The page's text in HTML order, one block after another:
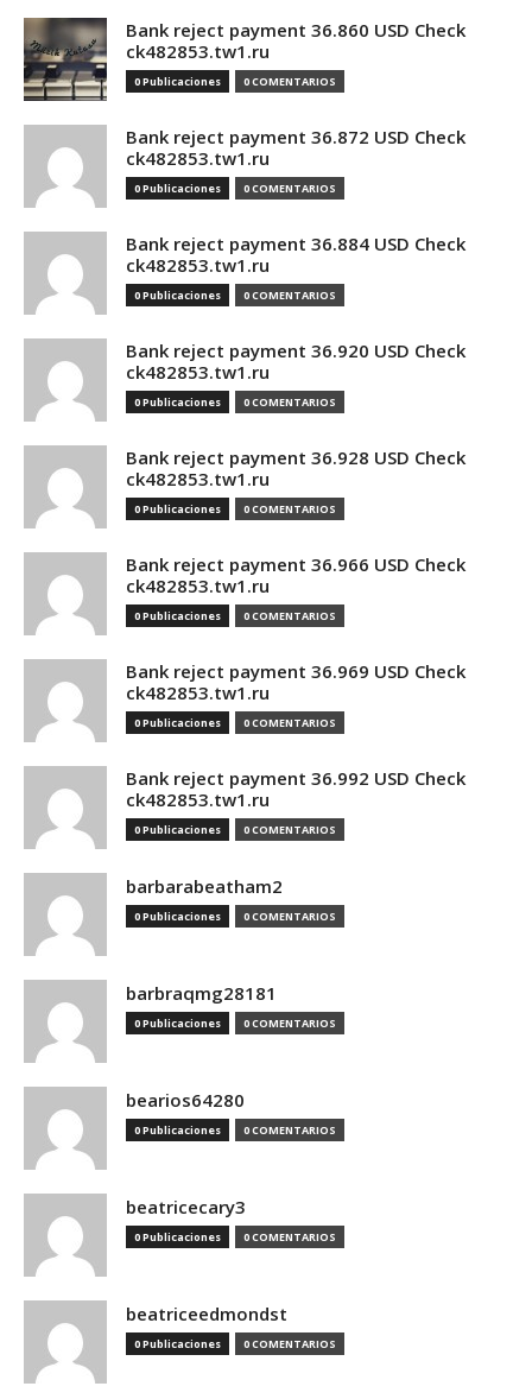
Bank reject payment 36.860 USD Check
ck482853.tw1.ru
0 Publicaciones 0 COMENTARIOS
Bank reject payment 36.872 USD Check
ck482853.tw1.ru
0 Publicaciones 0 COMENTARIOS
Bank reject payment 36.884 USD Check
ck482853.tw1.ru
0 Publicaciones 0 COMENTARIOS
Bank reject payment 36.920 USD Check
ck482853.tw1.ru
0 Publicaciones 0 COMENTARIOS
Bank reject payment 36.928 USD Check
ck482853.tw1.ru
0 Publicaciones 0 COMENTARIOS
Bank reject payment 36.966 USD Check
ck482853.tw1.ru
0 Publicaciones 0 COMENTARIOS
Bank reject payment 36.969 USD Check
ck482853.tw1.ru
0 Publicaciones 0 COMENTARIOS
Bank reject payment 36.992 USD Check
ck482853.tw1.ru
0 Publicaciones 0 COMENTARIOS
barbarabeatham2
0 Publicaciones 0 COMENTARIOS
barbraqmg28181
0 Publicaciones 0 COMENTARIOS
bearios64280
0 Publicaciones 0 COMENTARIOS
beatricecary3
0 Publicaciones 0 COMENTARIOS
beatriceedmondst
0 Publicaciones 0 COMENTARIOS